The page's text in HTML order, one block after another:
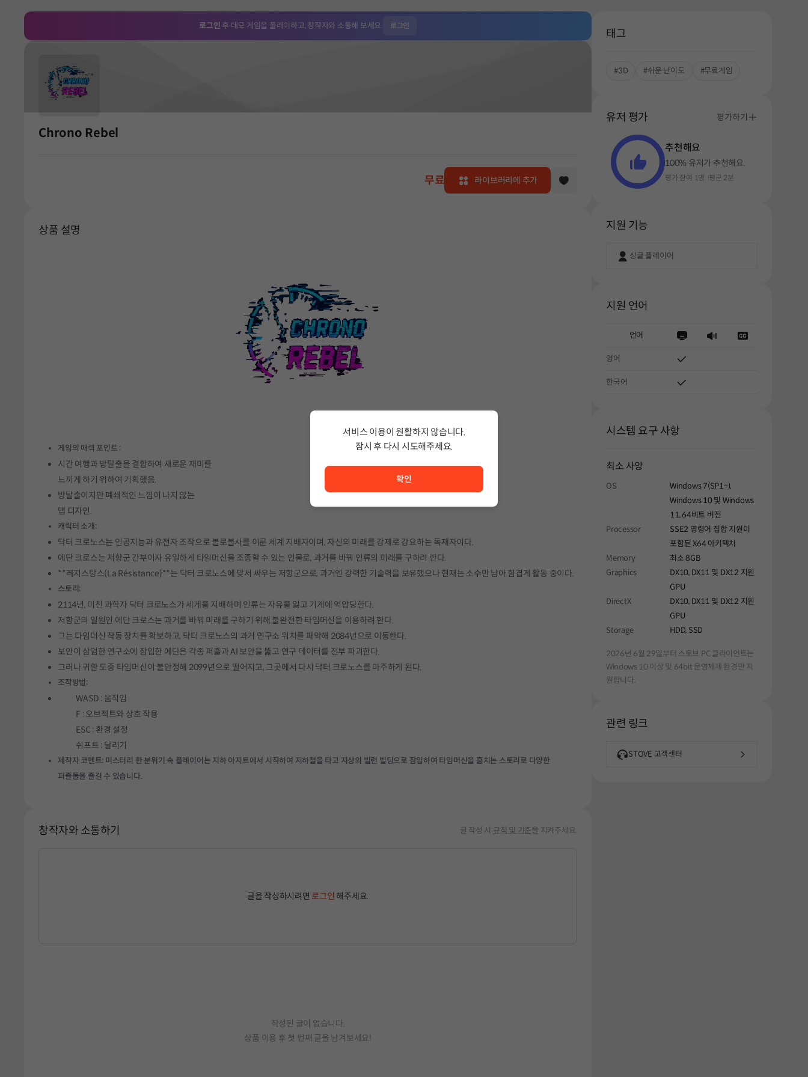
로그인 후 데모 게임을 플레이하고,창작자와 소통해 보세요. 로그인
Chrono Rebel
무료 라이브러리에 추가
상품 설명
게임의 매력 포인트 :
시간 여행과 방탈출을 결합하여 새로운 재미를
느끼게 하기 위하여 기획했음.
방탈출이지만 폐쇄적인 느낌이 나지 않는
맵 디자인.
캐릭터 소개:
닥터 크로노스는 인공지능과 유전자 조작으로 불로불사를 이룬 세계 지배자이며, 자신의 미래를 강제로 강요하는 독재자이다.
에단 크로스는 저항군 간부이자 유일하게 타임머신을 조종할 수 있는 인물로, 과거를 바꿔 인류의 미래를 구하려 한다.
**레지스탕스(La Résistance)**는 닥터 크로노스에 맞서 싸우는 저항군으로, 과거엔 강력한 기술력을 보유했으나 현재는 소수만 남아 힘겹게 활동 중이다.
스토리:
2114년, 미친 과학자 닥터 크로노스가 세계를 지배하며 인류는 자유를 잃고 기계에 억압당한다.
저항군의 일원인 에단 크로스는 과거를 바꿔 미래를 구하기 위해 불완전한 타임머신을 이용하려 한다.
그는 타임머신 작동 장치를 확보하고, 닥터 크로노스의 과거 연구소 위치를 파악해 2084년으로 이동한다.
보안이 삼엄한 연구소에 잠입한 에단은 각종 퍼즐과 AI 보안을 뚫고 연구 데이터를 전부 파괴한다.
그러나 귀환 도중 타임머신이 불안정해 2099년으로 떨어지고, 그곳에서 다시 닥터 크로노스를 마주하게 된다.
조작방법:
WASD : 움직임
F : 오브젝트와 상호 작용
ESC : 환경 설정
쉬프트 : 달리기
제작자 코멘트: 미스터리 한 분위기 속 플레이어는 지하 아지트에서 시작하여 지하철을 타고 지상의 빌런 빌딩으로 잠입하여 타임머신을 훔치는 스토리로 다양한
퍼즐들을 즐길 수 있습니다.
창작자와 소통하기 글 작성 시 규칙 및 기준을 지켜주세요.
글을 작성하시려면 로그인 해주세요.
작성된 글이 없습니다.
상품 이용 후 첫 번째 글을 남겨보세요!
태그
#3D #쉬운 난이도 #무료게임
유저 평가 평가하기
추천해요
100% 유저가 추천해요.
평가 참여 1명 평균 2분
지원 기능
싱글 플레이어
지원 언어
언어
영어
한국어
시스템 요구 사항
최소 사양
OS
Windows 7(SP1+),
Windows 10 및 Windows
11, 64비트 버전
Processor
SSE2 명령어 집합 지원이
포함된 X64 아키텍처
Memory
최소 8GB
Graphics
DX10, DX11 및 DX12 지원
GPU
DirectX
DX10, DX11 및 DX12 지원
GPU
Storage
HDD, SSD
2026년 6월 29일부터 스토브 PC 클라이언트는
Windows 10 이상 및 64bit 운영체제 환경만 지
원합니다.
관련 링크
STOVE 고객센터
서비스 이용이 원활하지 않습니다.
잠시 후 다시 시도해주세요.
확인